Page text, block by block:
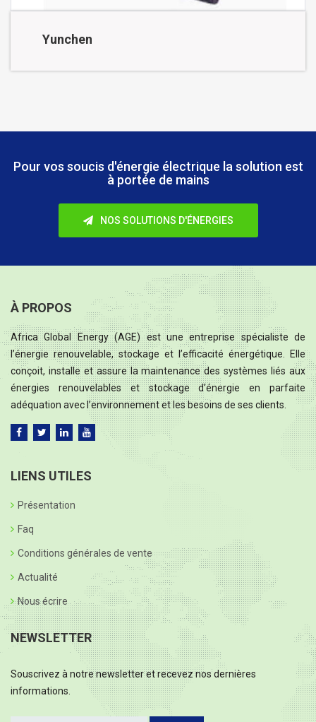
Yunchen
Pour vos soucis d'énergie électrique la solution est
à portée de mains
NOS SOLUTIONS D'ÉNERGIES
À PROPOS
Africa Global Energy (AGE) est une entreprise spécialiste de
l’énergie renouvelable, stockage et l’efficacité énergétique. Elle
conçoit, installe et assure la maintenance des systèmes liés aux
énergies renouvelables et stockage d’énergie en parfaite
adéquation avec l’environnement et les besoins de ses clients.
LIENS UTILES
Présentation
Faq
Conditions générales de vente
Actualité
Nous écrire
NEWSLETTER
Souscrivez à notre newsletter et recevez nos dernières
informations.